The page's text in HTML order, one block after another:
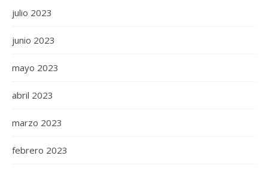
julio 2023
junio 2023
mayo 2023
abril 2023
marzo 2023
febrero 2023